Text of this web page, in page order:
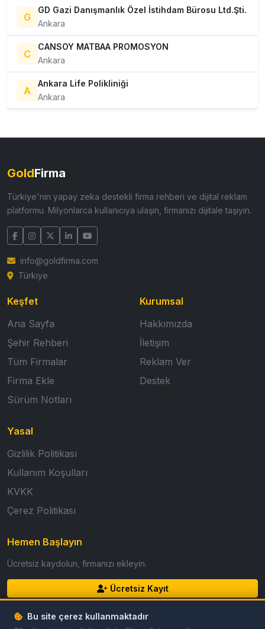
G
GD Gazi Danışmanlık Özel İstihdam Bürosu Ltd.Şti.
Ankara
C
CANSOY MATBAA PROMOSYON
Ankara
A
Ankara Life Polikliniği
Ankara
GoldFirma
Türkiye'nin yapay zeka destekli firma rehberi ve dijital reklam
platformu. Milyonlarca kullanıcıya ulaşın, firmanızı dijitale taşıyın.
info@goldfirma.com
Türkiye
Keşfet
Ana Sayfa
Şehir Rehberi
Tüm Firmalar
Firma Ekle
Sürüm Notları
Kurumsal
Hakkımızda
İletişim
Reklam Ver
Destek
Yasal
Gizlilik Politikası
Kullanım Koşulları
KVKK
Çerez Politikası
Hemen Başlayın
Ücretsiz kaydolun, firmanızı ekleyin.
Ücretsiz Kayıt
Giriş Yap
Bu site çerez kullanmaktadır